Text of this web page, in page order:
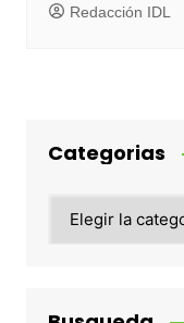
Redacción IDL
Categorias